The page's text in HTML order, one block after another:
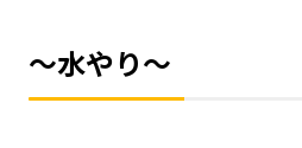
～水やり～